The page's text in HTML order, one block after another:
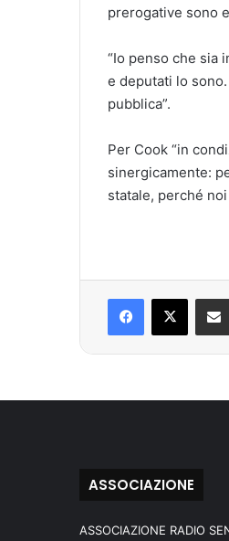
prerogative sono
“Io penso che sia
e deputati lo
pubblica”.
Per Cook “in
sinergicamente:
statale, perché
ASSOCIAZIONE
ASSOCIAZIONE RADIO